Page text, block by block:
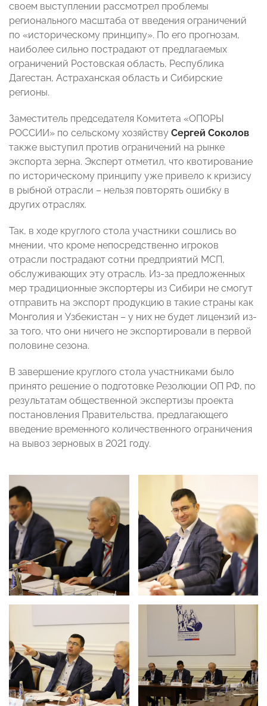
своем выступлении рассмотрел проблемы
регионального масштаба от введения ограничений
по «историческому принципу». По его прогнозам,
наиболее сильно пострадают от предлагаемых
ограничений Ростовская область, Республика
Дагестан, Астраханская область и Сибирские
регионы.
Заместитель председателя Комитета «ОПОРЫ
РОССИИ» по сельскому хозяйству Сергей Соколов
также выступил против ограничений на рынке
экспорта зерна. Эксперт отметил, что квотирование
по историческому принципу уже привело к кризису
в рыбной отрасли – нельзя повторять ошибку в
других отраслях.
Так, в ходе круглого стола участники сошлись во
мнении, что кроме непосредственно игроков
отрасли пострадают сотни предприятий МСП,
обслуживающих эту отрасль. Из-за предложенных
мер традиционные экспортеры из Сибири не смогут
отправить на экспорт продукцию в такие страны как
Монголия и Узбекистан – у них не будет лицензий из-
за того, что они ничего не экспортировали в первой
половине сезона.
В завершение круглого стола участниками было
принято решение о подготовке Резолюции ОП РФ, по
результатам общественной экспертизы проекта
постановления Правительства, предлагающего
введение временного количественного ограничения
на вывоз зерновых в 2021 году.